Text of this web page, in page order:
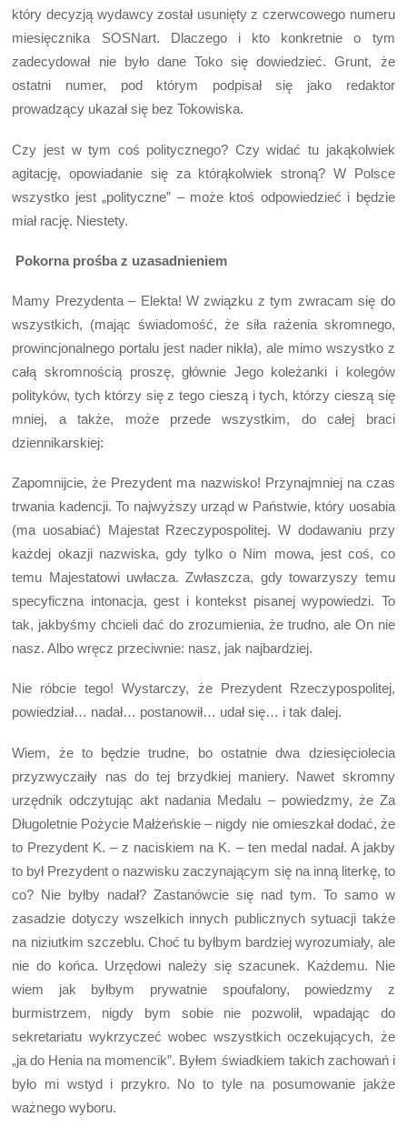
który decyzją wydawcy został usunięty z czerwcowego numeru
miesięcznika SOSNart. Dlaczego i kto konkretnie o tym
zadecydował nie było dane Toko się dowiedzieć. Grunt, że
ostatni numer, pod którym podpisał się jako redaktor
prowadzący ukazał się bez Tokowiska.
Czy jest w tym coś politycznego? Czy widać tu jakąkolwiek
agitację, opowiadanie się za którąkolwiek stroną? W Polsce
wszystko jest „polityczne” – może ktoś odpowiedzieć i będzie
miał rację. Niestety.
Pokorna prośba z uzasadnieniem
Mamy Prezydenta – Elekta! W związku z tym zwracam się do
wszystkich, (mając świadomość, że siła rażenia skromnego,
prowincjonalnego portalu jest nader nikła), ale mimo wszystko z
całą skromnością proszę, głównie Jego koleżanki i kolegów
polityków, tych którzy się z tego cieszą i tych, którzy cieszą się
mniej, a także, może przede wszystkim, do całej braci
dziennikarskiej:
Zapomnijcie, że Prezydent ma nazwisko! Przynajmniej na czas
trwania kadencji. To najwyższy urząd w Państwie, który uosabia
(ma uosabiać) Majestat Rzeczypospolitej. W dodawaniu przy
każdej okazji nazwiska, gdy tylko o Nim mowa, jest coś, co
temu Majestatowi uwłacza. Zwłaszcza, gdy towarzyszy temu
specyficzna intonacja, gest i kontekst pisanej wypowiedzi. To
tak, jakbyśmy chcieli dać do zrozumienia, że trudno, ale On nie
nasz. Albo wręcz przeciwnie: nasz, jak najbardziej.
Nie róbcie tego! Wystarczy, że Prezydent Rzeczypospolitej,
powiedział… nadał… postanowił… udał się… i tak dalej.
Wiem, że to będzie trudne, bo ostatnie dwa dziesięciolecia
przyzwyczaiły nas do tej brzydkiej maniery. Nawet skromny
urzędnik odczytując akt nadania Medalu – powiedzmy, że Za
Długoletnie Pożycie Małżeńskie – nigdy nie omieszkał dodać, że
to Prezydent K. – z naciskiem na K. – ten medal nadał. A jakby
to był Prezydent o nazwisku zaczynającym się na inną literkę, to
co? Nie byłby nadał? Zastanówcie się nad tym. To samo w
zasadzie dotyczy wszelkich innych publicznych sytuacji także
na niziutkim szczeblu. Choć tu byłbym bardziej wyrozumiały, ale
nie do końca. Urzędowi należy się szacunek. Każdemu. Nie
wiem jak byłbym prywatnie spoufalony, powiedzmy z
burmistrzem, nigdy bym sobie nie pozwolił, wpadając do
sekretariatu wykrzyczeć wobec wszystkich oczekujących, że
„ja do Henia na momencik”. Byłem świadkiem takich zachowań i
było mi wstyd i przykro. No to tyle na posumowanie jakże
ważnego wyboru.